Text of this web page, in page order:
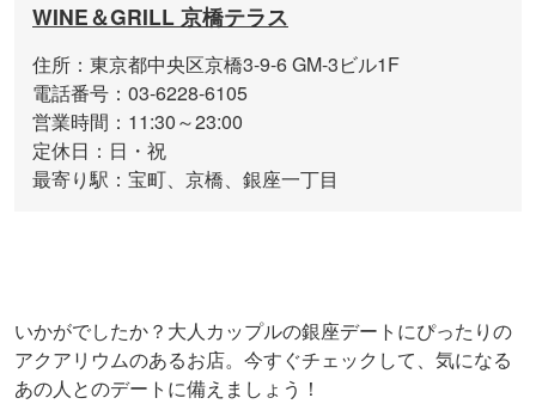
WINE＆GRILL 京橋テラス
住所：東京都中央区京橋3-9-6 GM-3ビル1F
電話番号：03-6228-6105
営業時間：11:30～23:00
定休日：日・祝
最寄り駅：宝町、京橋、銀座一丁目
いかがでしたか？大人カップルの銀座デートにぴったりの
アクアリウムのあるお店。今すぐチェックして、気になる
あの人とのデートに備えましょう！